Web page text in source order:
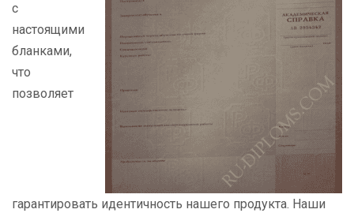
с
настоящими
бланками,
что
позволяет
гарантировать идентичность нашего продукта. Наши